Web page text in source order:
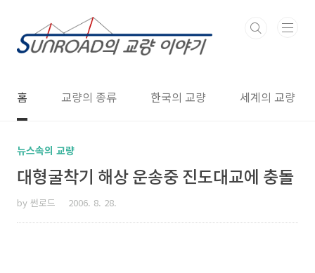
홈 교량의 종류 한국의 교량 세계의 교량
뉴스속의 교량
대형굴착기 해상 운송중 진도대교에 충돌
by 썬로드 2006. 8. 28.